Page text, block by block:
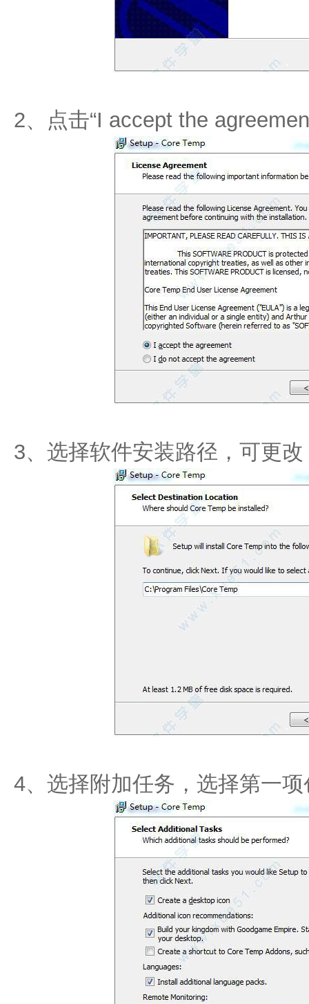
2、点击“I accept the
3、选择软件安装路径，可更
4、选择附加任务，选择第一